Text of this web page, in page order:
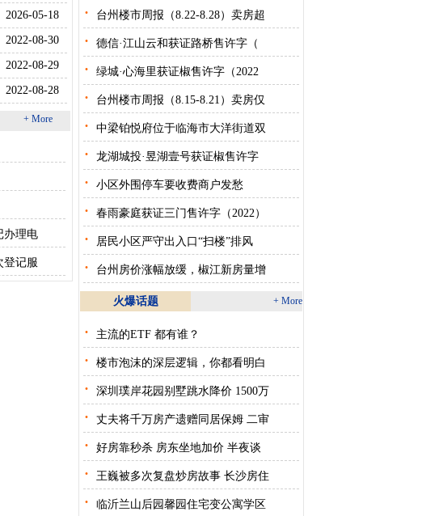
2026-05-18
2022-08-30
2022-08-29
2022-08-28
+ More
办理电
登记服
· 台州楼市周报（8.22-8.28）卖房超
· 德信·江山云和获证路桥售许字（
· 绿城·心海里获证椒售许字（2022
· 台州楼市周报（8.15-8.21）卖房仅
· 中梁铂悦府位于临海市大洋街道双
· 龙湖城投·昱湖壹号获证椒售许字
· 小区外围停车要收费商户发愁
· 春雨豪庭获证三门售许字（2022）
· 居民小区严守出入口“扫楼”排风
· 台州房价涨幅放缓，椒江新房量增
火爆话题 + More
· 主流的ETF 都有谁？
· 楼市泡沫的深层逻辑，你都看明白
· 深圳璞岸花园别墅跳水降价 1500万
· 丈夫将千万房产遗赠同居保姆 二审
· 好房靠秒杀 房东坐地加价 半夜谈
· 王巍被多次复盘炒房故事 长沙房住
· 临沂兰山后园馨园住宅变公寓学区